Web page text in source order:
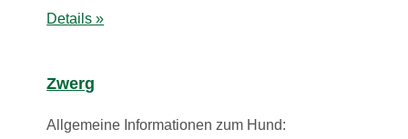
Details »
Zwerg
Allgemeine Informationen zum Hund: